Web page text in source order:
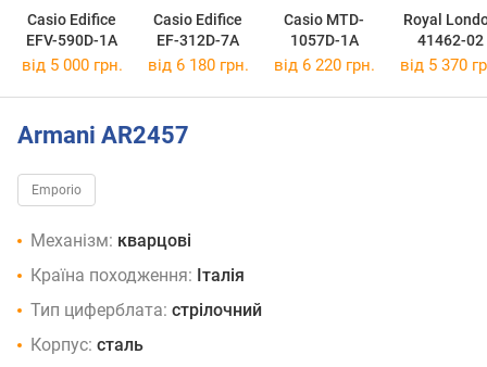
Casio Edifice
EFV-590D-1A
Casio Edifice
EF-312D-7A
Casio MTD-
1057D-1A
Royal
41462-02
від 5 000 грн. від 6 180 грн. від 6 220 грн. від 5 370
Armani AR2457
Emporio
Механізм: кварцові
Країна походження: Італія
Тип циферблата: стрілочний
Корпус: сталь